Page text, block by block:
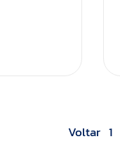
Voltar 1